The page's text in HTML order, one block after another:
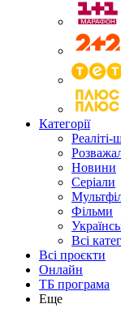
Категорії
Реаліті-
Новини
Серіали
Фільми
Всі
Всі проєкти
Онлайн
ТБ програма
Еще